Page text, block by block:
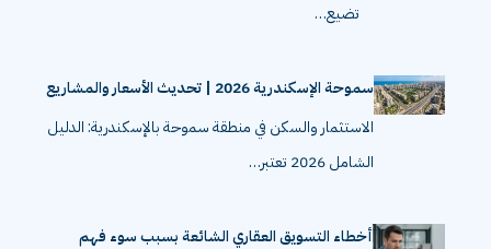
تضيع…
سموحة الإسكندرية 2026 | تحديث الأسعار والمشاريع
الاستثمار والسكن في منطقة سموحة بالإسكندرية: الدليل
الشامل 2026 تعتبر…
أخطاء التسويق العقاري الشائعة بسبب سوء فهم